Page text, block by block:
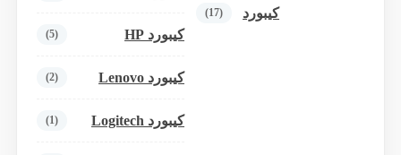
کیبورد (17)
کیبورد HP (5)
کیبورد Lenovo (2)
کیبورد Logitech (1)